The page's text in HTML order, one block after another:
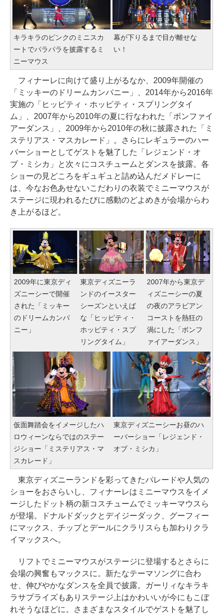
キラキラのピンクのミニスカ
ートでパラパラを披露するミ
ニーマウス
幕が下りるまで目が離せな
い！
フィナーレに向けて盛り上がるなか、2009年開催の
「ミッキーのドリームカンパニー」、2014年から2016年
実施の「ヒッピティ・ホッピティ・スプリングタイ
ム」、2007年から2010年の夏に行なわれた「ボンファイ
アーダンス」、2009年から2010年の秋に披露された「ミ
ステリアス・マスカレード」。さらにレギュラーのハー
バーショーとしてゲストを魅了した「レジェンド・オ
ブ・ミシカ」と次々にコスチュームとダンスを披露。各
ショーの見どころをギュギュと詰め込んだメドレーに
は、今なお色あせないこだわりの衣装でミニーマウスが
ステージに現われるたびに感動のどよめきが会場からわ
き上がるほど。
2009年に東京ディ
ズニーシーで開催
された「ミッキー
のドリームカンパ
ニー」
東京ディズニーラ
ンドのイースター
シーズンといえば
な「ヒッピティ・
ホッピティ・スプ
リングタイム」
2007年から東京デ
ィズニーシーの夏
の夜のアラビアン
コーストを熱狂の
渦にした「ボンフ
ァイアーダンス」
仮面舞踏会をイメージしたハ
ロウィーンならではのステー
ジショー「ミステリアス・マ
スカレード」
東京ディズニーシーお昼のハ
ーバーショー「レジェンド・
オブ・ミシカ」
東京ディズニーランドを彩ってきたパレードや人気の
ショーをおさらいし、フィナーレはミニーマウスをイメ
ージしたドット柄の新コスチュームでミッキーマウスら
が登場。ドナルドダックとデイジーダック、グーフィー
にマックス、チップとデールにクラリスらも加わりクラ
イマックスへ。
リフトでミニーマウスがステージに登場するとさらに
会場の興奮もマックスに。新たなテーマソングに合わ
せ、伸びやかなダンスを全員で披露。ガーリィなキラキ
ラサプライズもありステージ上はかわいいが今にもこぼ
れそうなほどに。さまざまなスタイルでゲストを魅了し